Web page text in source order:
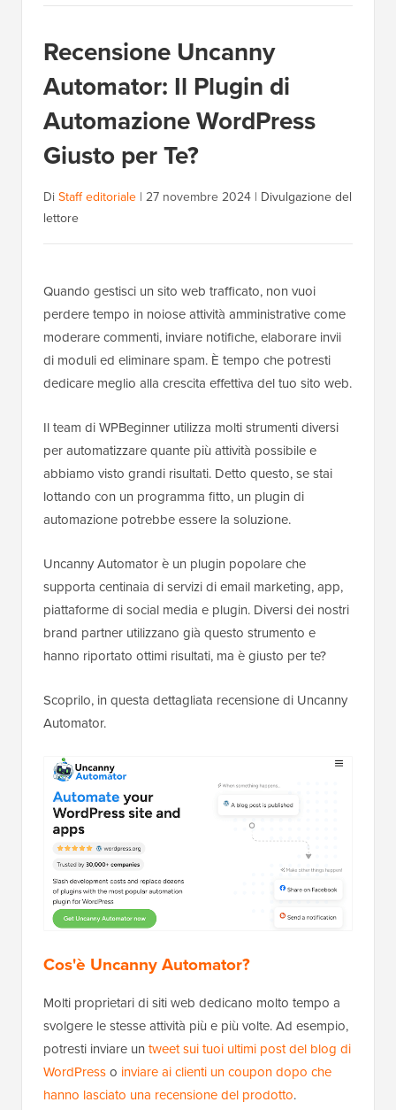
Recensione Uncanny
Automator: Il Plugin di
Automazione WordPress
Giusto per Te?
DiStaff editoriale | 27 novembre 2024 | Divulgazione del
lettore
Quando gestisci un sito web trafficato, non vuoi
perdere tempo in noiose attività amministrative come
moderare commenti, inviare notifiche, elaborare invii
di moduli ed eliminare spam. È tempo che potresti
dedicare meglio alla crescita effettiva del tuo sito web.
Il team di WPBeginner utilizza molti strumenti diversi
per automatizzare quante più attività possibile e
abbiamo visto grandi risultati. Detto questo, se stai
lottando con un programma fitto, un plugin di
automazione potrebbe essere la soluzione.
Uncanny Automator è un plugin popolare che
supporta centinaia di servizi di email marketing, app,
piattaforme di social media e plugin. Diversi dei nostri
brand partner utilizzano già questo strumento e
hanno riportato ottimi risultati, ma è giusto per te?
Scoprilo, in questa dettagliata recensione di Uncanny
Automator.
Cos'è Uncanny Automator?
Molti proprietari di siti web dedicano molto tempo a
svolgere le stesse attività più e più volte. Ad esempio,
potresti inviare un tweet sui tuoi ultimi post del blog di
WordPresso inviare ai clienti un coupon dopo che
hanno lasciato una recensione del prodotto.